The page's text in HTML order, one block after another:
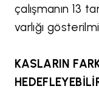
çalışmanın 13
varlığı
KASLARIN